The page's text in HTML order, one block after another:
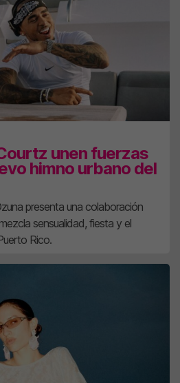
unen fuerzas
himno urbano del
presenta una colaboración
sensualidad, fiesta y el
Rico.